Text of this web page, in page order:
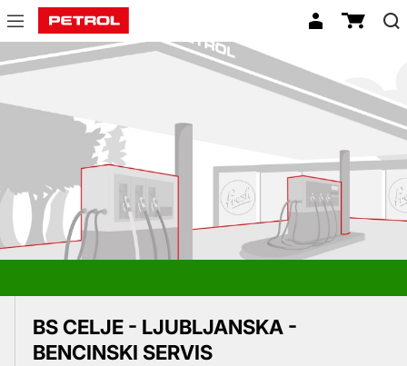
Prodajna
mesta
BS CELJE - LJUBLJANSKA -
BENCINSKI SERVIS